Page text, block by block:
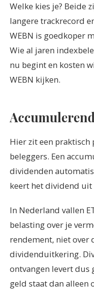
Welke kies je? Beide
langere trackrecord
WEBN is goedkoper
Wie al jaren
nu begint en kosten
WEBN kijken.
Hier zit een
beleggers. Een
dividenden
keert het dividend uit
In Nederland vallen
belasting over je
rendement, niet over
dividenduitkering.
ontvangen levert dus
geld staat dan alleen